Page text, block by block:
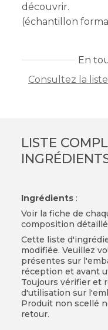
découvrir.
(échantillon
En
Consultez la
LISTE
Ingrédients:
Voir la fiche de
composition
Cette liste
modifiée. Veuillez
présentes sur
réception et avant
Toujours vérifier et
d'utilisation sur
Produit non scellé
retour.